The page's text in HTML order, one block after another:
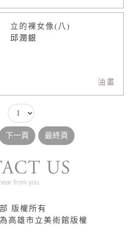
立的裸女像(八)
邱潤銀
油畫
版權所有
高雄市立美術館版權